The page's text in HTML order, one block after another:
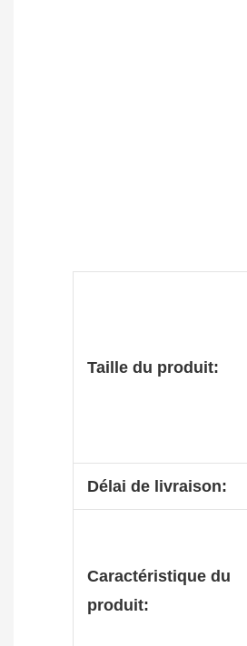
Taille du produit:
Délai de livraison:
Caractéristique du
produit: